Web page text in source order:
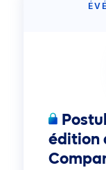
édition